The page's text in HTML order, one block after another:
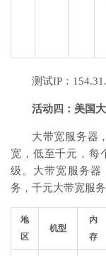
测试IP：
活动四：美国
大带宽服务器
宽，低至千元，每
级。大带宽服务器
务，千元大带宽服
地
区
机型
内
存